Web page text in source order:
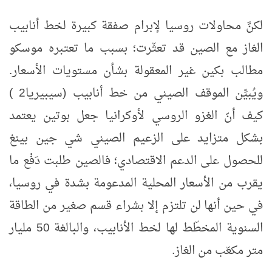
لكنَّ محاولات روسيا لإبرام صفقة كبيرة لخط أنابيب
الغاز مع الصين قد تعثّرت؛ بسبب ما تعتبره موسكو
مطالب بكين غير المعقولة بشأن مستويات الأسعار.
ويُبيِّن الموقف الصيني من خط أنابيب (سيبيريا2 )
كيف أنّ الغزو الروسي لأوكرانيا جعل بوتين يعتمد
بشكل متزايد على الزعيم الصيني شي جين بينغ
للحصول على الدعم الاقتصادي؛ فالصين طلبت دَفْع ما
يقرب من الأسعار المحلية المدعومة بشدة في روسيا،
في حين أنها لن تلتزم إلا بشراء قسم صغير من الطاقة
السنوية المخطّط لها لخط الأنابيب، والبالغة 50 مليار
متر مكعّب من الغاز.